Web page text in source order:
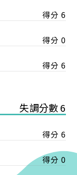
得分 6
得分 0
得分 6
失調分數 6
得分 6
得分 0
資訊如下
繳納；常年會
暨發展協會